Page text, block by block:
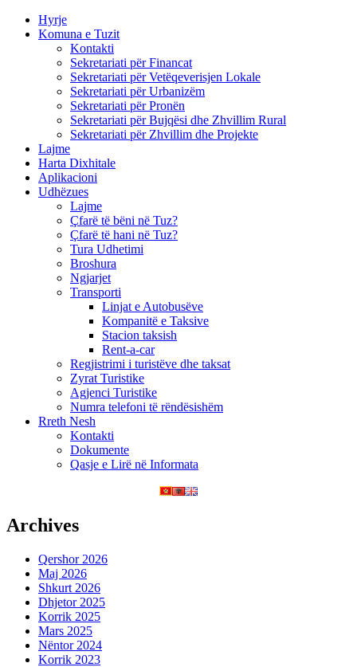
Hyrje
Komuna e Tuzit
Kontakti
Sekretariati për Financat
Sekretariati për Vetëqeverisjen Lokale
Sekretariati për Urbanizëm
Sekretariati për Pronën
Sekretariati për Bujqësi dhe Zhvillim Rural
Sekretariati për Zhvillim dhe Projekte
Lajme
Harta Dixhitale
Aplikacioni
Udhëzues
Lajme
Çfarë të bëni në Tuz?
Çfarë të hani në Tuz?
Tura Udhetimi
Broshura
Ngjarjet
Transporti
Linjat e Autobusëve
Kompanitë e Taksive
Stacion taksish
Rent-a-car
Regjistrimi i turistëve dhe taksat
Zyrat Turistike
Agjenci Turistike
Numra telefoni të rëndësishëm
Rreth Nesh
Kontakti
Dokumente
Qasje e Lirë në Informata
Archives
Qershor 2026
Maj 2026
Shkurt 2026
Dhjetor 2025
Korrik 2025
Mars 2025
Nëntor 2024
Korrik 2023